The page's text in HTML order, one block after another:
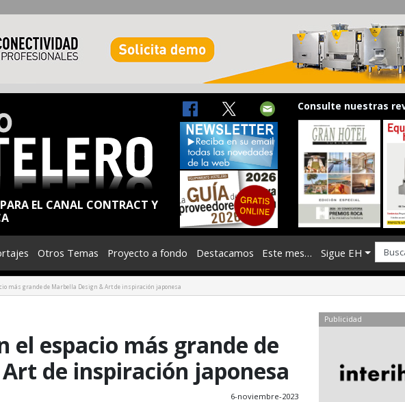
EL CANAL CONTRACT Y
Consulte nuestras
Otros Temas Proyecto a fondo Destacamos Este mes… Sigue EH
más grande de Marbella Design & Art de inspiración japonesa
el espacio más grande de
de inspiración japonesa
6-noviembre-2023
Publicidad